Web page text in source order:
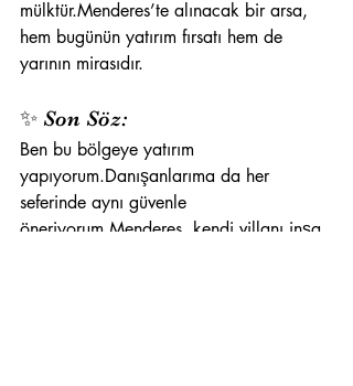
mülktür.Menderes’te alınacak bir arsa,
hem bugünün yatırım fırsatı hem de
yarının mirasıdır.
✨ Son Söz:
Ben bu bölgeye yatırım
yapıyorum.Danışanlarıma da her
seferinde aynı güvenle
öneriyorum.Menderes, kendi villanı inşa